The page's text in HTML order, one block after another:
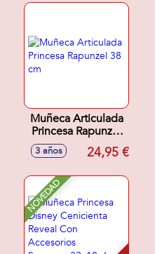
Muñeca Articulada
Princesa Rapunzel
38 cm
3 años 24,95 €
NOVEDAD